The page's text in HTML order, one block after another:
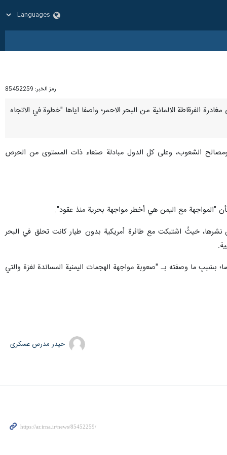
رمز الخبر: 85452259
الفرقاطة الالمانية من البحر الاحمر؛ واصفا اياها "خطوة في الاتجاه
الشعوب، وعلى كل الدول مبادلة صنعاء ذات المستوى من الحرص
"المواجهة مع اليمن هي أخطر مواجهة بحرية منذ عقود".
نشرها، حَيثُ اشتبكت مع طائرة أمريكية بدون طيار كانت تحلق في البحر
بسَببِ ما وصفته بـ "صعوبة مواجهة الهجمات اليمنية المساندة لغزة والتي
حیدر مدرس عسکری